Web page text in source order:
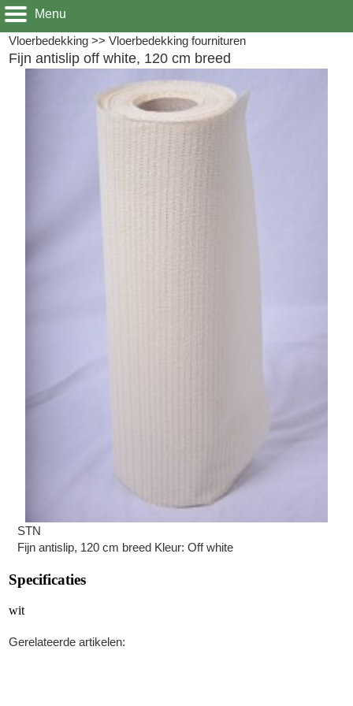
Menu
Vloerbedekking >>Vloerbedekking fournituren
Fijn antislip off white, 120 cm breed
STN
Fijn antislip, 120 cm breed Kleur: Off white
Specificaties
wit
Gerelateerde artikelen: